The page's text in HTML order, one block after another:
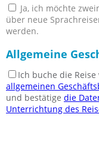
Ja, ich möchte
über neue
werden.
Allgemeine
Ich buche die
allgemeinen
und bestätige die
Unterrichtung des